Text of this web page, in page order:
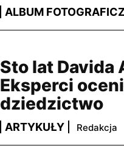
ALBUM
Sto lat
Eksperci
dziedzictwo
ARTYKUŁY Redakcja